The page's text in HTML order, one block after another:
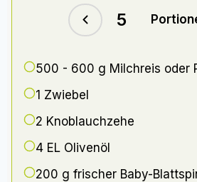
500 - 600 g Milchreis oder
1 Zwiebel
2 Knoblauchzehe
4 EL Olivenöl
200 gfrischer Baby-